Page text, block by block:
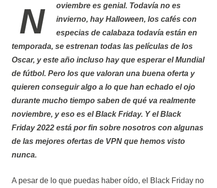
Noviembre es genial. Todavía no es
invierno, hay Halloween, los cafés con
especias de calabaza todavía están en
temporada, se estrenan todas las películas de los
Oscar, y este año incluso hay que esperar el Mundial
de fútbol. Pero los que valoran una buena oferta y
quieren conseguir algo a lo que han echado el ojo
durante mucho tiempo saben de qué va realmente
noviembre, y eso es el Black Friday. Y el Black
Friday 2022 está por fin sobre nosotros con algunas
de las mejores ofertas de VPN que hemos visto
nunca.
A pesar de lo que puedas haber oído, el Black Friday no